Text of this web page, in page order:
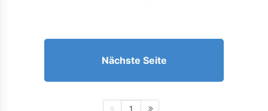
Nächste Seite
1